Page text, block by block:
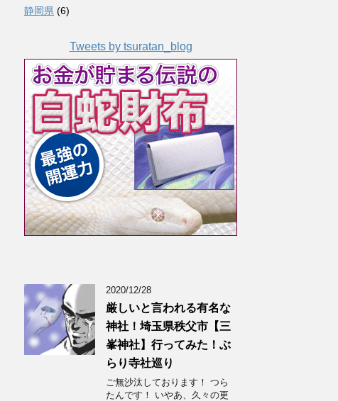
静岡県 (6)
Tweets by tsuratan_blog
2020/12/28
厳しいと言われる有名な
神社！埼玉県秩父市【三
峯神社】行ってみた！ぶ
らり寺社巡り
ご無沙汰しております！ つら
たんです！ いやあ、久々の更